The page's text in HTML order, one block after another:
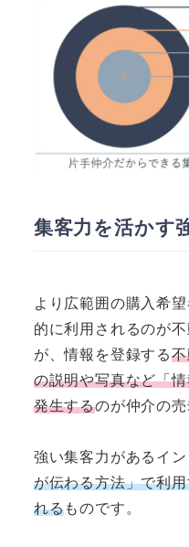
集客力を活かす
より広範囲の購入希
的に利用されるのが
が、情報を登録する
の説明や写真など「
発生するのが仲介の売
強い集客力があるイ
が伝わる方法」で利
れるものです。